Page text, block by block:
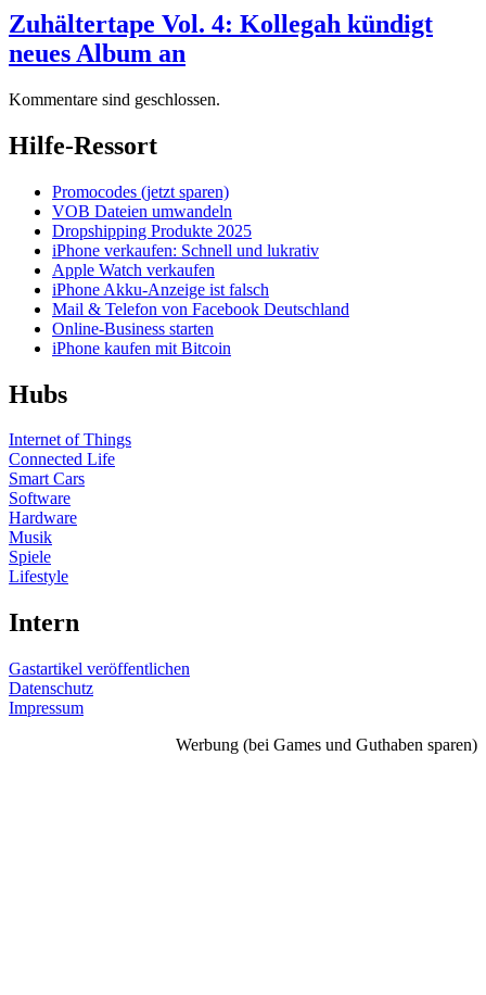
Zuhältertape Vol. 4: Kollegah kündigt
neues Album an
Kommentare sind geschlossen.
Hilfe-Ressort
Promocodes (jetzt sparen)
VOB Dateien umwandeln
Dropshipping Produkte 2025
iPhone verkaufen: Schnell und lukrativ
Apple Watch verkaufen
iPhone Akku-Anzeige ist falsch
Mail & Telefon von Facebook Deutschland
Online-Business starten
iPhone kaufen mit Bitcoin
Hubs
Internet of Things
Connected Life
Smart Cars
Software
Hardware
Musik
Spiele
Lifestyle
Intern
Gastartikel veröffentlichen
Datenschutz
Impressum
Werbung (bei Games und Guthaben sparen)